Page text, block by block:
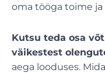
oma tööga toime
Kutsu teda osa
väikestest
aega looduses.